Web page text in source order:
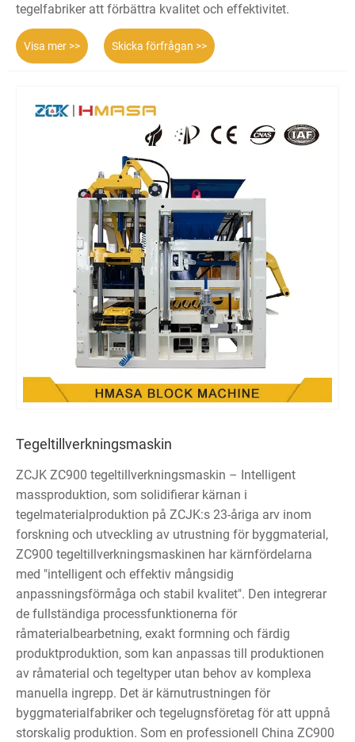
tegelfabriker att förbättra kvalitet och effektivitet.
Visa mer >> Skicka förfrågan >>
Tegeltillverkningsmaskin
ZCJK ZC900 tegeltillverkningsmaskin – Intelligent
massproduktion, som solidifierar kärnan i
tegelmaterialproduktion på ZCJK:s 23-åriga arv inom
forskning och utveckling av utrustning för byggmaterial,
ZC900 tegeltillverkningsmaskinen har kärnfördelarna
med "intelligent och effektiv mångsidig
anpassningsförmåga och stabil kvalitet". Den integrerar
de fullständiga processfunktionerna för
råmaterialbearbetning, exakt formning och färdig
produktproduktion, som kan anpassas till produktionen
av råmaterial och tegeltyper utan behov av komplexa
manuella ingrepp. Det är kärnutrustningen för
byggmaterialfabriker och tegelugnsföretag för att uppnå
storskalig produktion. Som en professionell China ZC900